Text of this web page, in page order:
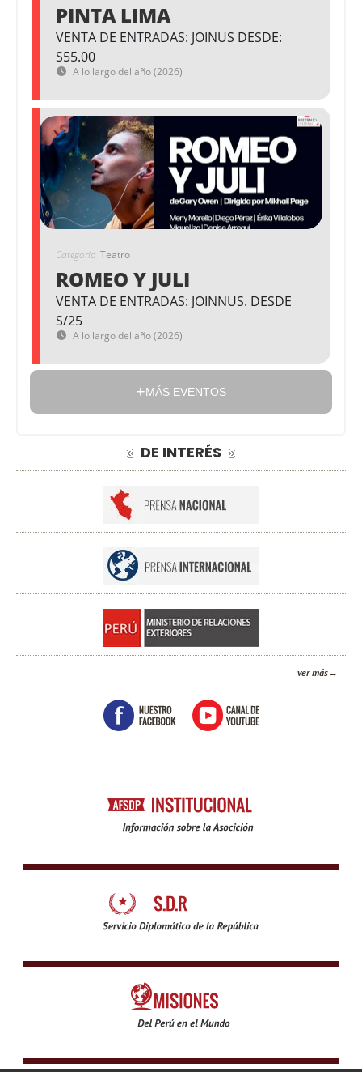
PINTA LIMA
VENTA DE ENTRADAS: JOINUS DESDE:
S55.00
A lo largo del año (2026)
Categoría Teatro
ROMEO Y JULI
VENTA DE ENTRADAS: JOINNUS. DESDE
S/25
A lo largo del año (2026)
MÁS EVENTOS
DE INTERÉS
ver más